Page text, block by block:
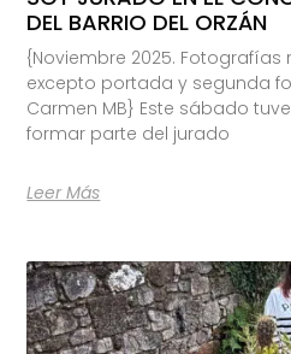
DEL BARRIO DEL ORZÁN
{Noviembre 2025. Fotografías
excepto portada y segunda
Carmen MB} Este sábado
formar parte del jurado
Leer Más